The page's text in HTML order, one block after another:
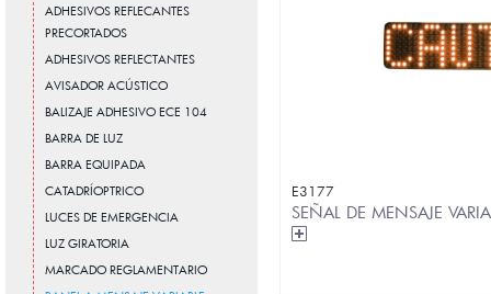
ADHESIVOS REFLECANTES
PRECORTADOS
ADHESIVOS REFLECTANTES
AVISADOR ACÚSTICO
BALIZAJE ADHESIVO ECE 104
BARRA DE LUZ
BARRA EQUIPADA
CATADRÍOPTRICO
LUCES DE EMERGENCIA
LUZ GIRATORIA
MARCADO REGLAMENTARIO
E3177
SEÑAL DE MENSAJE